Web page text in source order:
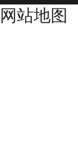
网站地图